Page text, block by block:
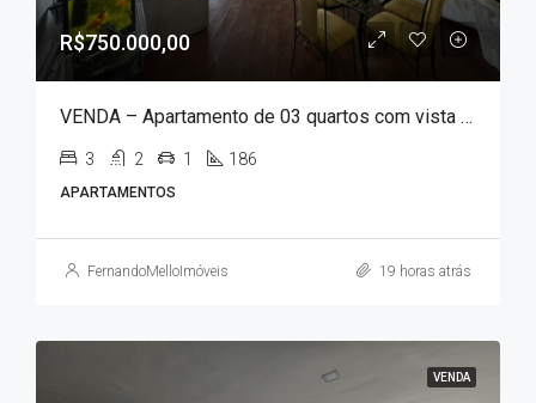
R$750.000,00
VENDA – Apartamento de 03 quartos com vista para a cidade no bairro Federal!!!
3 2 1 186
APARTAMENTOS
FernandoMelloImóveis 19 horas atrás
VENDA